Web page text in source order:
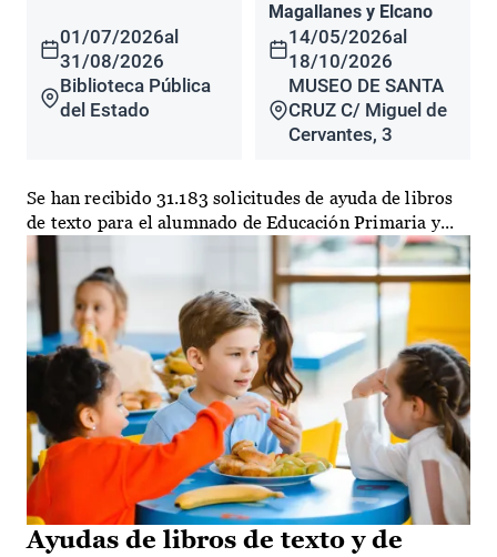
01/07/2026al
31/08/2026
Biblioteca Pública
del Estado
Magallanes y Elcano
14/05/2026al
18/10/2026
MUSEO DE SANTA
CRUZ C/ Miguel de
Cervantes, 3
Ayudas de libros de texto y de
Se han recibido 31.183 solicitudes de ayuda de libros
de texto para el alumnado de Educación Primaria y...